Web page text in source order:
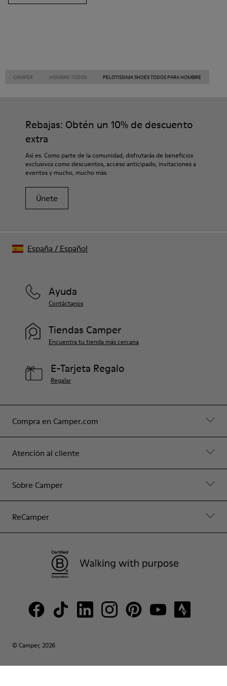
CAMPER HOMBRE TODOS PELOTISSIMA SHOES TODOS PARA HOMBRE
Rebajas: Obtén un 10% de descuento
extra
Así es. Como parte de la comunidad, disfrutarás de beneficios
exclusivos como descuentos, acceso anticipado, invitaciones a
eventos y mucho, mucho más.
Únete
Compra en Camper.com
Atención al cliente
Sobre Camper
ReCamper
Ayuda
Contáctanos
Tiendas Camper
Encuentra tu tienda más cercana
E-Tarjeta Regalo
Regalar
© Camper, 2026
España / Español